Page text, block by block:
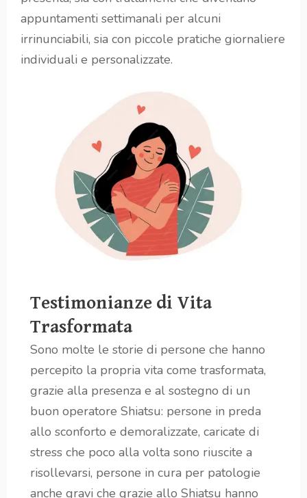
appuntamenti settimanali per alcuni
irrinunciabili, sia con piccole pratiche giornaliere
individuali e personalizzate.
Testimonianze di Vita
Trasformata
Sono molte le storie di persone che hanno
percepito la propria vita come trasformata,
grazie alla presenza e al sostegno di un
buon operatore Shiatsu: persone in preda
allo sconforto e demoralizzate, caricate di
stress che poco alla volta sono riuscite a
risollevarsi, persone in cura per patologie
anche gravi che grazie allo Shiatsu hanno